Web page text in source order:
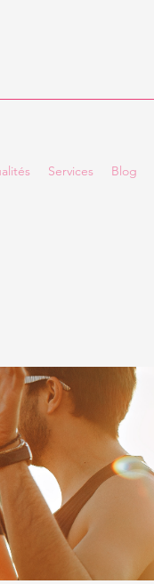
Services Blog